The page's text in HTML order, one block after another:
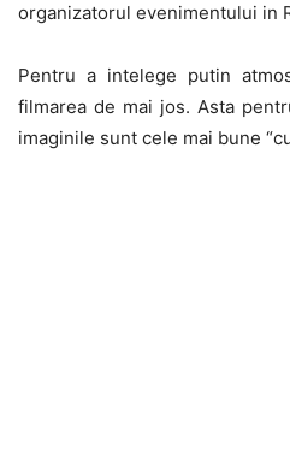
organizatorul evenimentului in
Pentru a intelege putin
filmarea de mai jos. Asta
imaginile sunt cele mai bune